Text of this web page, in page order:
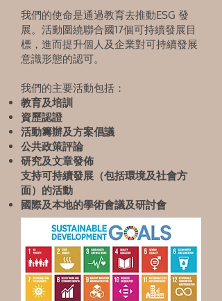
我們的使命是通過教育去推動ESG 發
展。活動圍繞聯合國17個可持續發展目
標，進而提升個人及企業對可持續發展
意識形態的認可。
我們的主要活動包括：
教育及培訓
資歷認證
活動籌辦及方案倡議
公共政策評論
研究及文章發佈
支持可持續發展（包括環境及社會方
面）的活動
國際及本地的學術會議及研討會